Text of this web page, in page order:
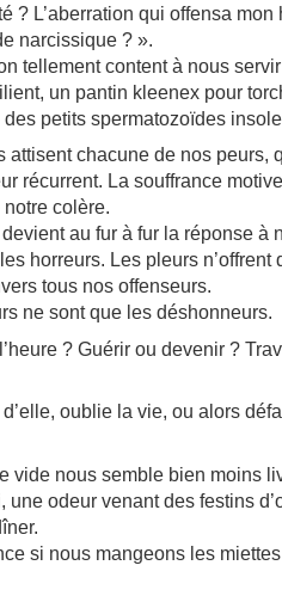
? L’aberration qui offensa
narcissique ? ».
tellement content à nous
un pantin kleenex pour
petits spermatozoïdes
attisent chacune de nos peurs,
récurrent. La souffrance
colère.
au fur à fur la réponse à
horreurs. Les pleurs n’offrent
tous nos offenseurs.
ne sont que les déshonneurs.
? Guérir ou devenir ?
oublie la vie, ou alors
vide nous semble bien moins
une odeur venant des festins
si nous mangeons les